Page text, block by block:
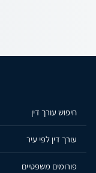
חיפוש עורך דין
עורך דין לפי עיר
פורומים משפטיים